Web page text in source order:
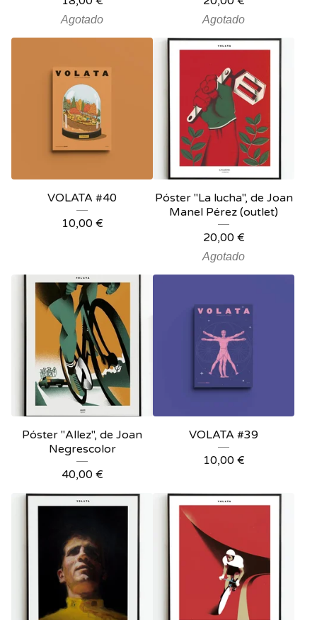
Agotado Agotado
VOLATA #40
10,00 €
Póster "La lucha", de Joan
Manel Pérez (outlet)
20,00 €
Agotado
Póster "Allez", de Joan
Negrescolor
40,00 €
VOLATA #39
10,00 €